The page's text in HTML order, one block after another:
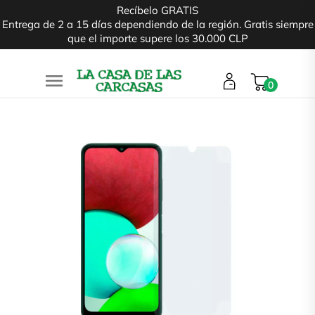
Recíbelo GRATIS
Entrega de 2 a 15 días dependiendo de la región. Gratis siempre
que el importe supere los 30.000 CLP
 0